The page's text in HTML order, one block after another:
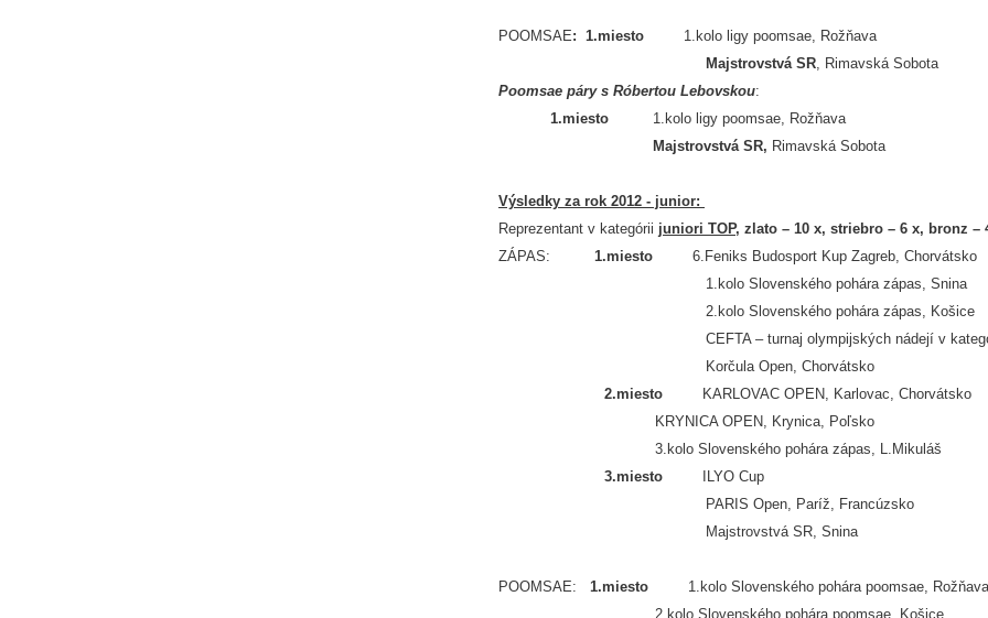
POOMSAE: 1.miesto 1.kolo ligy poomsae, Rožňava
Majstrovstvá SR, Rimavská Sobota
Poomsae páry s Róbertou Lebovskou:
1.miesto 1.kolo ligy poomsae, Rožňava
Majstrovstvá SR, Rimavská Sobota
Výsledky za rok 2012 - junior:
Reprezentant v kategórii juniori TOP, zlato – 10 x, striebro – 6 x, bronz –
ZÁPAS: 1.miesto 6.Feniks Budosport Kup Zagreb, Chorvátsko
1.kolo Slovenského pohára zápas, Snina
2.kolo Slovenského pohára zápas, Košice
CEFTA – turnaj olympijských nádejí v kategórii
Korčula Open, Chorvátsko
2.miesto
KARLOVAC OPEN, Karlovac, Chorvátsko
KRYNICA OPEN, Krynica, Poľsko
3.kolo Slovenského pohára zápas, L.Mikuláš
3.miesto
ILYO Cup
PARIS Open, Paríž, Francúzsko
Majstrovstvá SR, Snina
POOMSAE: 1.miesto 1.kolo Slovenského pohára poomsae, Rožňava
2.kolo Slovenského pohára poomsae, Košice